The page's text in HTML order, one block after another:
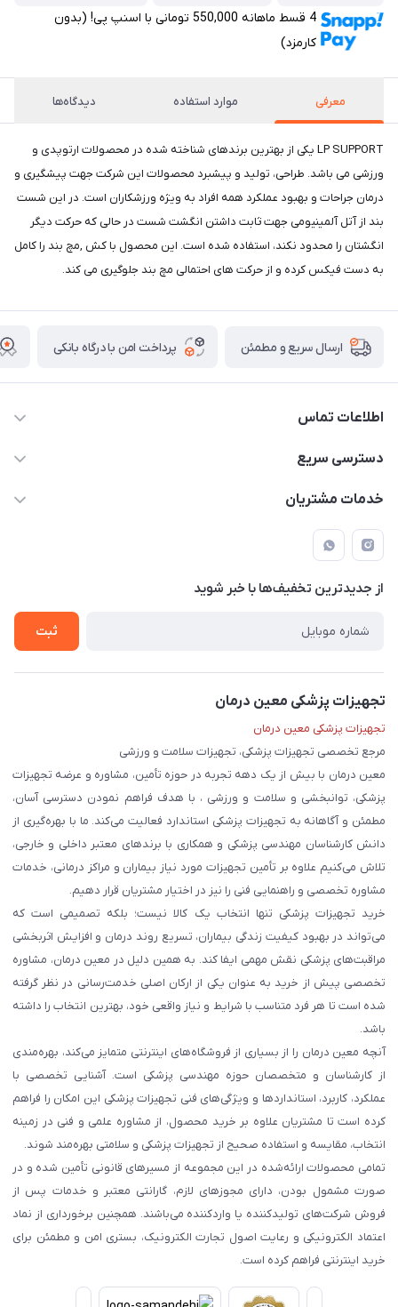
4 قسط ماهانه 550,000 تومانی با اسنپ ‌پی! (بدون
کارمزد)
معرفی موارد استفاده دیدگاه‌ها
LP SUPPORT یکی از بهترین برندهای شناخته شده در محصولات ارتوپدی و
ورزشی می باشد. طراحی، تولید و پیشبرد محصولات این شرکت جهت پیشگیری و
درمان جراحات و بهبود عملکرد همه افراد به ویژه ورزشکاران است. در این شست
بند از آتل آلمینیومی جهت ثابت داشتن انگشت شست در حالی كه حركت دیگر
انگشتان را محدود نكند، استفاده شده است. این محصول با کش ,مچ بند را کامل
به دست فیکس کرده و از حرکت های احتمالی مچ بند جلوگیری می کند.
ارسال سریع و مطمئن پرداخت امن با درگاه بانکی
اطلاعات تماس
09171843500 و 07152240182
دسترسی سریع
حساب کاربری
لیست محصولات
درباره ما
خدمات مشتریان
راهنما
قوانین و مقررات
حریم خصوصی
از جدید‌ترین تخفیف‌ها با‌ خبر شوید
ثبت
تجهیزات پزشکی معین درمان
تجهیزات پزشکی معین درمان
مرجع تخصصی تجهیزات پزشکی، تجهیزات سلامت و ورزشی
معین درمان با بیش از یک دهه تجربه در حوزه تأمین، مشاوره و عرضه تجهیزات
پزشکی، توانبخشی و سلامت و ورزشی ، با هدف فراهم نمودن دسترسی آسان،
مطمئن و آگاهانه به تجهیزات پزشکی استاندارد فعالیت می‌کند. ما با بهره‌گیری از
دانش کارشناسان مهندسی پزشکی و همکاری با برندهای معتبر داخلی و خارجی،
تلاش می‌کنیم علاوه بر تأمین تجهیزات مورد نیاز بیماران و مراکز درمانی، خدمات
مشاوره تخصصی و راهنمایی فنی را نیز در اختیار مشتریان قرار دهیم.
خرید تجهیزات پزشکی تنها انتخاب یک کالا نیست؛ بلکه تصمیمی است که
می‌تواند در بهبود کیفیت زندگی بیماران، تسریع روند درمان و افزایش اثربخشی
مراقبت‌های پزشکی نقش مهمی ایفا کند. به همین دلیل در معین درمان، مشاوره
تخصصی پیش از خرید به عنوان یکی از ارکان اصلی خدمت‌رسانی در نظر گرفته
شده است تا هر فرد متناسب با شرایط و نیاز واقعی خود، بهترین انتخاب را داشته
باشد.
آنچه معین درمان را از بسیاری از فروشگاه‌های اینترنتی متمایز می‌کند، بهره‌مندی
از کارشناسان و متخصصان حوزه مهندسی پزشکی است. آشنایی تخصصی با
عملکرد، کاربرد، استانداردها و ویژگی‌های فنی تجهیزات پزشکی این امکان را فراهم
کرده است تا مشتریان علاوه بر خرید محصول، از مشاوره علمی و فنی در زمینه
انتخاب، مقایسه و استفاده صحیح از تجهیزات پزشکی و سلامتی بهره‌مند شوند.
تمامی محصولات ارائه‌شده در این مجموعه از مسیرهای قانونی تأمین شده و در
صورت مشمول بودن، دارای مجوزهای لازم، گارانتی معتبر و خدمات پس از
فروش شرکت‌های تولیدکننده یا واردکننده می‌باشند. همچنین برخورداری از نماد
اعتماد الکترونیکی و رعایت اصول تجارت الکترونیک، بستری امن و مطمئن برای
خرید اینترنتی فراهم کرده است.